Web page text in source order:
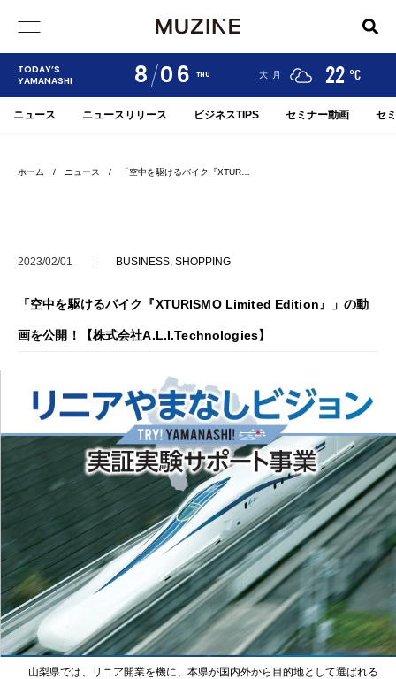
TODAY’S
YAMANASHI
8 06 THU
甲府 河口湖 大月 22 °C
ニュース ニュースリリース ビジネスTIPS セミナー動画 セ
ホーム / ニュース / 「空中を駆けるバイク『XTUR…
2023/02/01 BUSINESS, SHOPPING
「空中を駆けるバイク『XTURISMO Limited Edition』」の動
画を公開！【株式会社A.L.I.Technologies】
山梨県では、リニア開業を機に、本県が国内外から目的地として選ばれる